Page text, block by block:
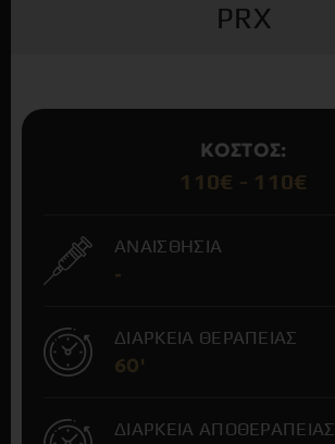
PRX
ΚΟΣΤΟΣ:
110€ - 110€
ΑΝΑΙΣΘΗΣΙΑ
-
ΔΙΑΡΚΕΙΑ ΘΕΡΑΠΕΙΑΣ
60'
ΔΙΑΡΚΕΙΑ ΑΠΟΘΕΡΑΠΕΙΑΣ